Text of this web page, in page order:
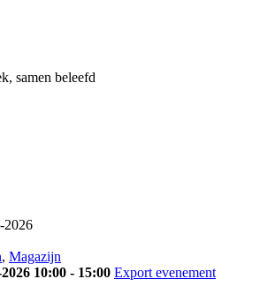
2026
, Magazijn
10:00 - 15:00 Export evenement